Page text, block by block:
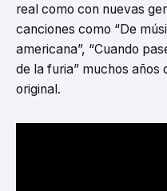
real como con nuevas
canciones como “De
americana”, “Cuando
de la furia” muchos años
original.